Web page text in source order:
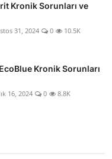
Kronik Sorunları ve
31, 2024 0 10.5K
Kronik Sorunları
16, 2024 0 8.8K